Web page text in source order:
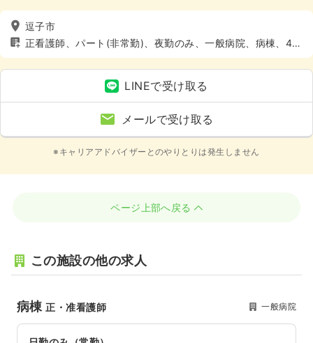
逗子市
正看護師、パート(非常勤)、夜勤のみ、一般病院、病棟、4週
8休以上
LINEで受け取る
メールで受け取る
※キャリアアドバイザーとのやりとりは発生しません
ページ上部へ戻る
この施設の他の求人
病棟正・准看護師 一般病院